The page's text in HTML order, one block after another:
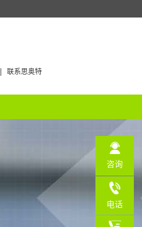
联系思奥特
咨询
电话